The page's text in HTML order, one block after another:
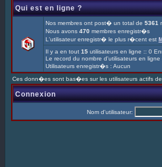
Qui est en ligne ?
Nos membres ont post� un total de 5361
Nous avons 470 membres enregistr�s
L'utilisateur enregistr� le plus r�cent est
Il y a en tout 15 utilisateurs en ligne :: 0
Le record du nombre d'utilisateurs en ligne
Utilisateurs enregistr�s : Aucun
Ces donn�es sont bas�es sur les utilisateurs actifs
Connexion
Nom d'utilisateur: